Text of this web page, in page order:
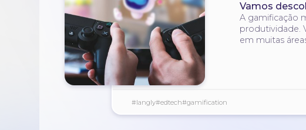
Vamos
A gamificação
produtividade.
em muitas
#langly#edtech#gamification